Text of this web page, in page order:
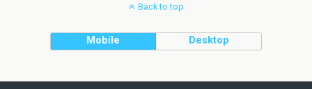
Back to top
Mobile Desktop